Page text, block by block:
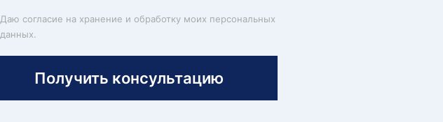
Даю согласие на хранение и обработку моих персональных
данных.
Получить консультацию